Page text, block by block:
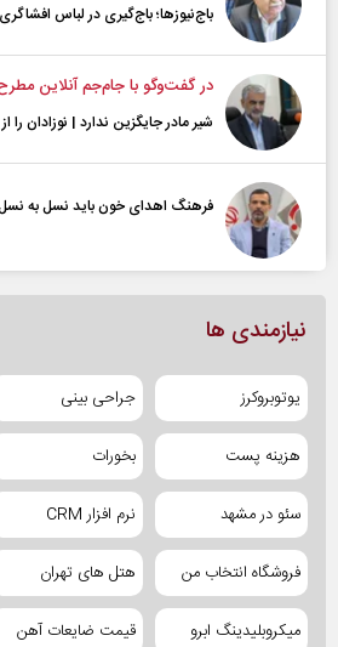
باج‌نیوزها؛ باج‌گیری در لباس افشاگری
در گفت‌و‌گو با جام‌جم آنلاین
شیر مادر جایگزین ندارد | نوزادان را
فرهنگ اهدای خون باید نسل به
نیازمندی ها
یوتوبروکرز جراحی بینی
هزینه پست بخورات
سئو در مشهد نرم افزار CRM
فروشگاه انتخاب من هتل های تهران
میکروبلیدینگ ابرو قیمت ضایعات آهن